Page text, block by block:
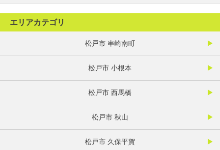
エリアカテゴリ
松戸市 串崎南町
松戸市 小根本
松戸市 西馬橋
松戸市 秋山
松戸市 久保平賀